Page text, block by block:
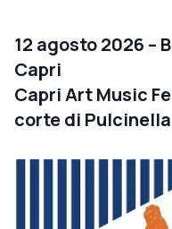
12 agosto 2026 –
Capri
Capri Art Music
corte di Pulcinella